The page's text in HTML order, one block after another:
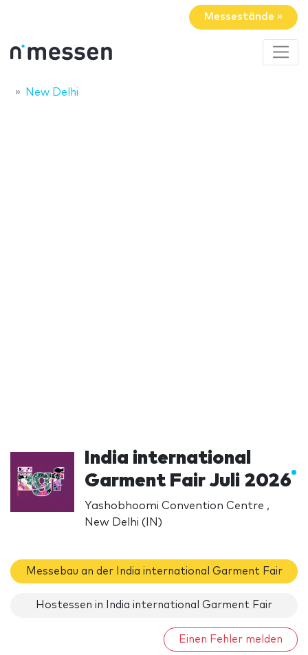
Messestände »
New Delhi
India international
Garment Fair Juli 2026
Yashobhoomi Convention Centre ,
New Delhi (IN)
Messebau an der India international Garment Fair
Hostessen in India international Garment Fair
Einen Fehler melden